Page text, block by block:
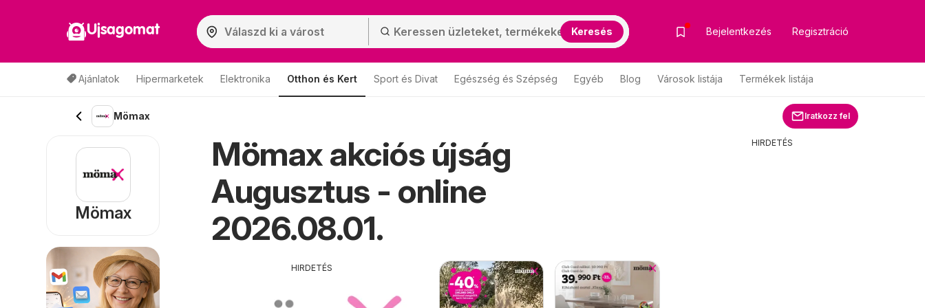
Ujsagomat Keresés Bejelentkezés Regisztráció
Ajánlatok Hipermarketek Elektronika Otthon és Kert Sport és Divat Egészség és Szépség Egyéb Blog Városok listája Termékek listája
Mömax Iratkozz fel
Mömax akciós újság
Augusztus - online
2026.08.01.
HIRDETÉS
Mömax
HIRDETÉS